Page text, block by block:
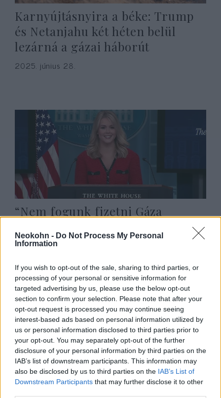
Neokohn - Do Not Process My Personal
Information
If you wish to opt-out of the sale, sharing to third parties, or
processing of your personal or sensitive information for
targeted advertising by us, please use the below opt-out
section to confirm your selection. Please note that after your
opt-out request is processed you may continue seeing
interest-based ads based on personal information utilized by
us or personal information disclosed to third parties prior to
your opt-out. You may separately opt-out of the further
disclosure of your personal information by third parties on the
IAB’s list of downstream participants. This information may
also be disclosed by us to third parties on the IAB’s List of
Downstream Participants that may further disclose it to other
Karnyújtásnyira a béke: Trump
és Netanjahu két héten belül
lezárná a gázai háborút
2025. június 28.
“Nem fogunk fizetni Gáza
tisztázta Trump szavait